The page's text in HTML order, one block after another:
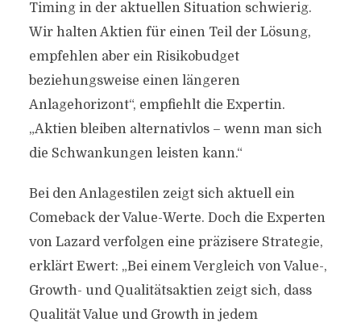
Timing in der aktuellen Situation schwierig.
Wir halten Aktien für einen Teil der Lösung,
empfehlen aber ein Risikobudget
beziehungsweise einen längeren
Anlagehorizont“, empfiehlt die Expertin.
„Aktien bleiben alternativlos – wenn man sich
die Schwankungen leisten kann.“
Bei den Anlagestilen zeigt sich aktuell ein
Comeback der Value-Werte. Doch die Experten
von Lazard verfolgen eine präzisere Strategie,
erklärt Ewert: „Bei einem Vergleich von Value-,
Growth- und Qualitätsaktien zeigt sich, dass
Qualität Value und Growth in jedem